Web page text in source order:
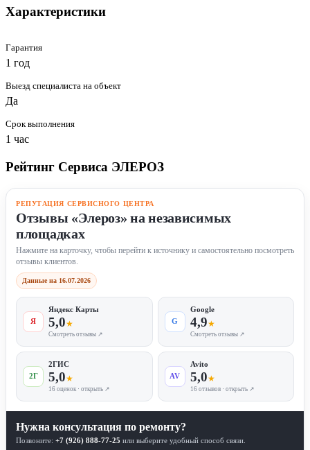
Характеристики
Гарантия
1 год
Выезд специалиста на объект
Да
Срок выполнения
1 час
Рейтинг Сервиса ЭЛЕРОЗ
РЕПУТАЦИЯ СЕРВИСНОГО ЦЕНТРА
Отзывы «Элероз» на независимых
площадках
Нажмите на карточку, чтобы перейти к источнику и самостоятельно посмотреть
отзывы клиентов.
Данные на 16.07.2026
Я
Яндекс Карты
5,0★
Смотреть отзывы ↗
G
Google
4,9★
Смотреть отзывы ↗
2Г
2ГИС
5,0★
16 оценок · открыть ↗
AV
Avito
5,0★
16 отзывов · открыть ↗
Нужна консультация по ремонту?
Позвоните: +7 (926) 888-77-25 или выберите удобный способ связи.